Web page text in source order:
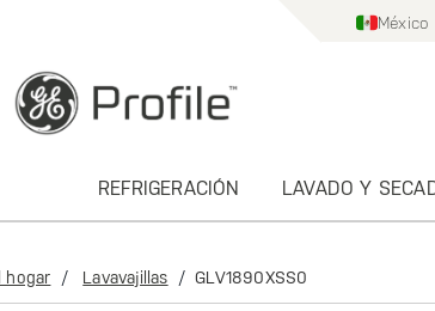
México
REFRIGERACIÓN LAVADO Y
hogar Lavavajillas GLV1890XSS0